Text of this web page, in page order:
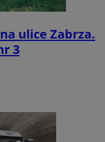
ulice Zabrza.
3